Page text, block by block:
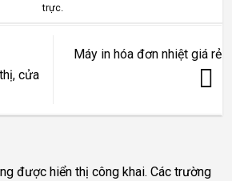
trực
cửa
Máy in hóa đơn nhiệt giá rẻ
được hiển thị công khai. Các trường